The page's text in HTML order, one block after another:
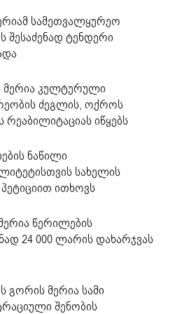
სამეთვალყურეო
შესაძენად ტენდერი
მერია კულტურული
ძეგლის, ოქროს
რეაბილიტაციას იწყებს
ნაწილი
სახელის
ითხოვს
წერილების
24 000 ლარის დახარჯვას
გორის მერია სამი
შენობის